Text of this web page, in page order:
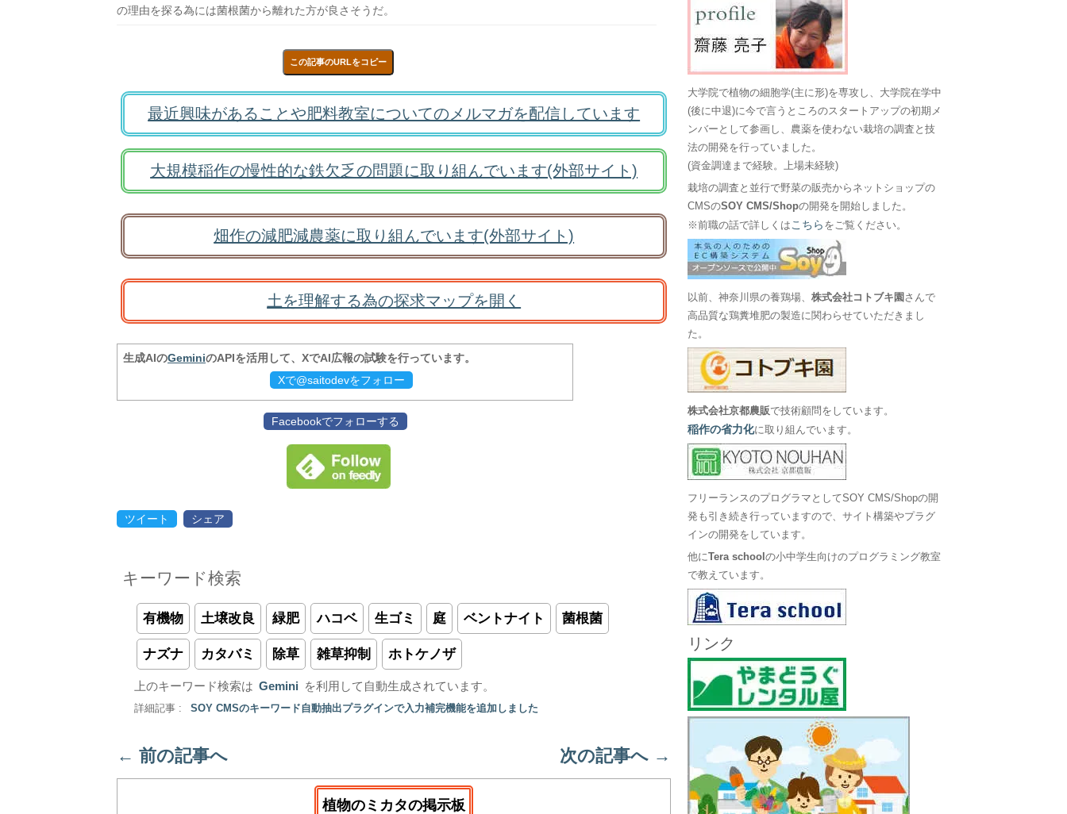
の理由を探る為には菌根菌から離れた方が良さそうだ。
この記事のURLをコピー
最近興味があることや肥料教室についてのメルマガを配信しています
大規模稲作の慢性的な鉄欠乏の問題に取り組んでいます(外部サイト)
畑作の減肥減農薬に取り組んでいます(外部サイト)
土を理解する為の探求マップを開く
生成AIのGeminiのAPIを活用して、XでAI広報の試験を行っています。
Xで@saitodevをフォロー
Facebookでフォローする
ツイート シェア
キーワード検索
有機物 土壌改良 緑肥 ハコベ 生ゴミ 庭 ベントナイト 菌根菌
ナズナ カタバミ 除草 雑草抑制 ホトケノザ
上のキーワード検索は Gemini を利用して自動生成されています。
詳細記事 : SOY CMSのキーワード自動抽出プラグインで入力補完機能を追加しました
← 前の記事へ 次の記事へ →
植物のミカタの掲示板
大学院で植物の細胞学(主に形)を専攻し、大学院在学中
(後に中退)に今で言うところのスタートアップの初期メ
ンバーとして参画し、農薬を使わない栽培の調査と技
法の開発を行っていました。
(資金調達まで経験。上場未経験)
栽培の調査と並行で野菜の販売からネットショップの
CMSのSOY CMS/Shopの開発を開始しました。
※前職の話で詳しくは こちら をご覧ください。
以前、神奈川県の養鶏場、株式会社コトブキ園 さんで
高品質な鶏糞堆肥の製造に関わらせていただきまし
た。
株式会社京都農販で技術顧問をしています。
稲作の省力化に取り組んでいます。
フリーランスのプログラマとしてSOY CMS/Shopの開
発も引き続き行っていますので、サイト構築やプラグ
インの開発をしています。
他にTera schoolの小中学生向けのプログラミング教室
で教えています。
リンク